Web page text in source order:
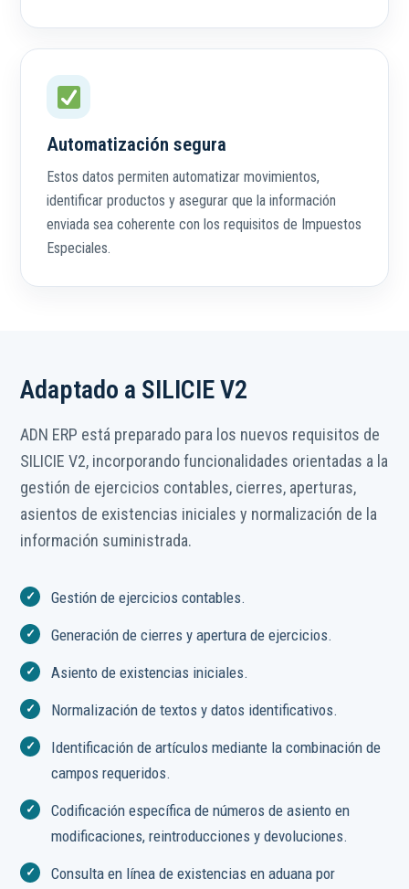
Automatización segura
Estos datos permiten automatizar movimientos,
identificar productos y asegurar que la información
enviada sea coherente con los requisitos de Impuestos
Especiales.
Adaptado a SILICIE V2
ADN ERP está preparado para los nuevos requisitos de
SILICIE V2, incorporando funcionalidades orientadas a la
gestión de ejercicios contables, cierres, aperturas,
asientos de existencias iniciales y normalización de la
información suministrada.
Gestión de ejercicios contables.
Generación de cierres y apertura de ejercicios.
Asiento de existencias iniciales.
Normalización de textos y datos identificativos.
Identificación de artículos mediante la combinación de
campos requeridos.
Codificación específica de números de asiento en
modificaciones, reintroducciones y devoluciones.
Consulta en línea de existencias en aduana por